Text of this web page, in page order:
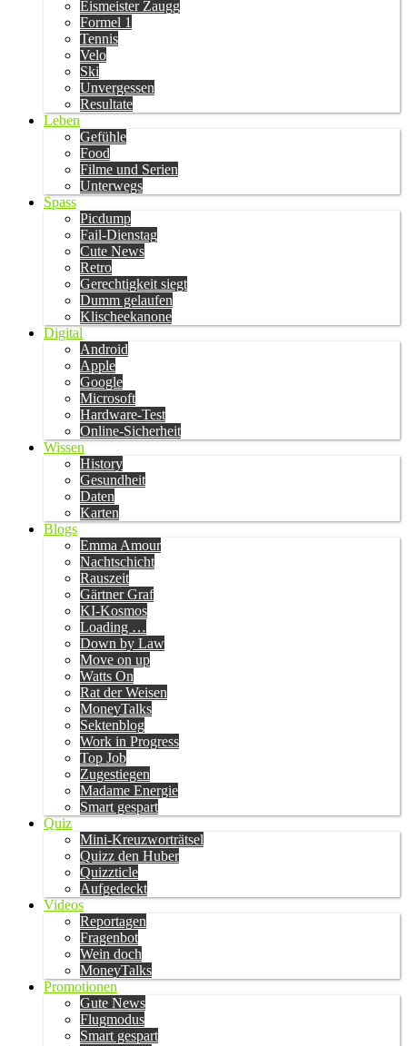
Eismeister Zaugg
Formel 1
Tennis
Velo
Ski
Unvergessen
Resultate
Leben
Gefühle
Food
Filme und Serien
Unterwegs
Spass
Picdump
Fail-Dienstag
Cute News
Retro
Gerechtigkeit siegt
Dumm gelaufen
Klischeekanone
Digital
Android
Apple
Google
Microsoft
Hardware-Test
Online-Sicherheit
Wissen
History
Gesundheit
Daten
Karten
Blogs
Emma Amour
Nachtschicht
Rauszeit
Gärtner Graf
KI-Kosmos
Loading …
Down by Law
Move on up
Watts On
Rat der Weisen
MoneyTalks
Sektenblog
Work in Progress
Top Job
Zugestiegen
Madame Energie
Smart gespart
Quiz
Mini-Kreuzworträtsel
Quizz den Huber
Quizzticle
Aufgedeckt
Videos
Reportagen
Fragenbot
Wein doch
MoneyTalks
Promotionen
Gute News
Flugmodus
Smart gespart